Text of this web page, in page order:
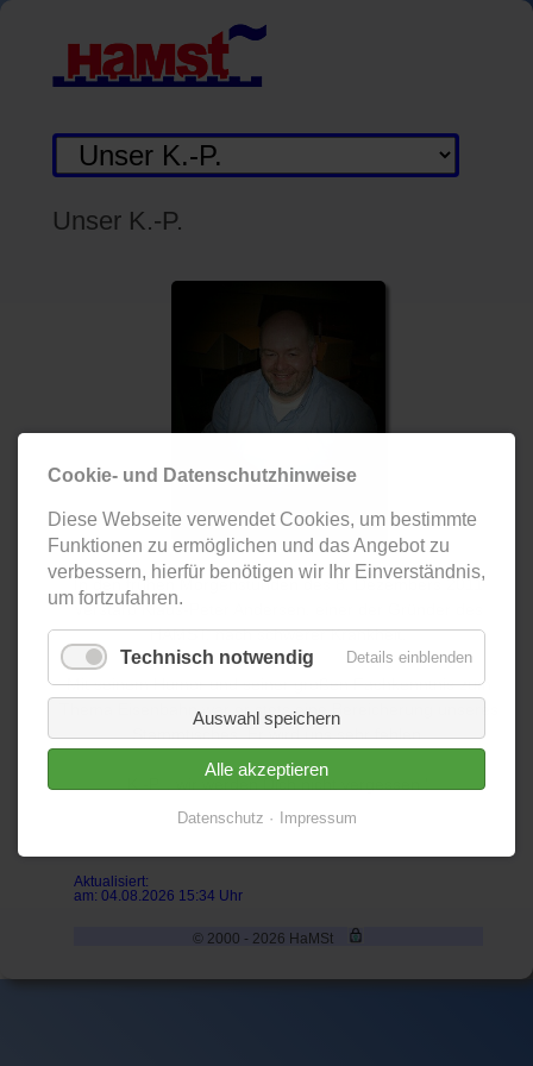
Zielseite
Unser K.-P.
In den frühen Morgenstunden des 8. Dezembers 2011
verstarb Klaus-Peter Andersen, einer der Gründer des
HAMST, nach schwerer Krankheit.
Mit seinem Humor und seiner großen Fachkenntnis zum
Thema Eisenbahn war er stets eine Bereicherung unseres
Stammtisches. Er wird uns sehr fehlen.
K.-P. , wir werden Dich nicht vergessen !
Aktualisiert:
am: 04.08.2026 15:34 Uhr
© 2000 - 2026 HaMSt
Cookie- und Datenschutzhinweise
Diese Webseite verwendet Cookies, um bestimmte
Funktionen zu ermöglichen und das Angebot zu
verbessern, hierfür benötigen wir Ihr Einverständnis,
um fortzufahren.
Technisch notwendig Details einblenden
Auswahl speichern
Alle akzeptieren
Datenschutz Impressum